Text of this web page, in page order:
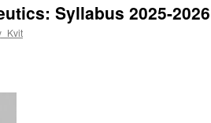
Syllabus 2025-2026